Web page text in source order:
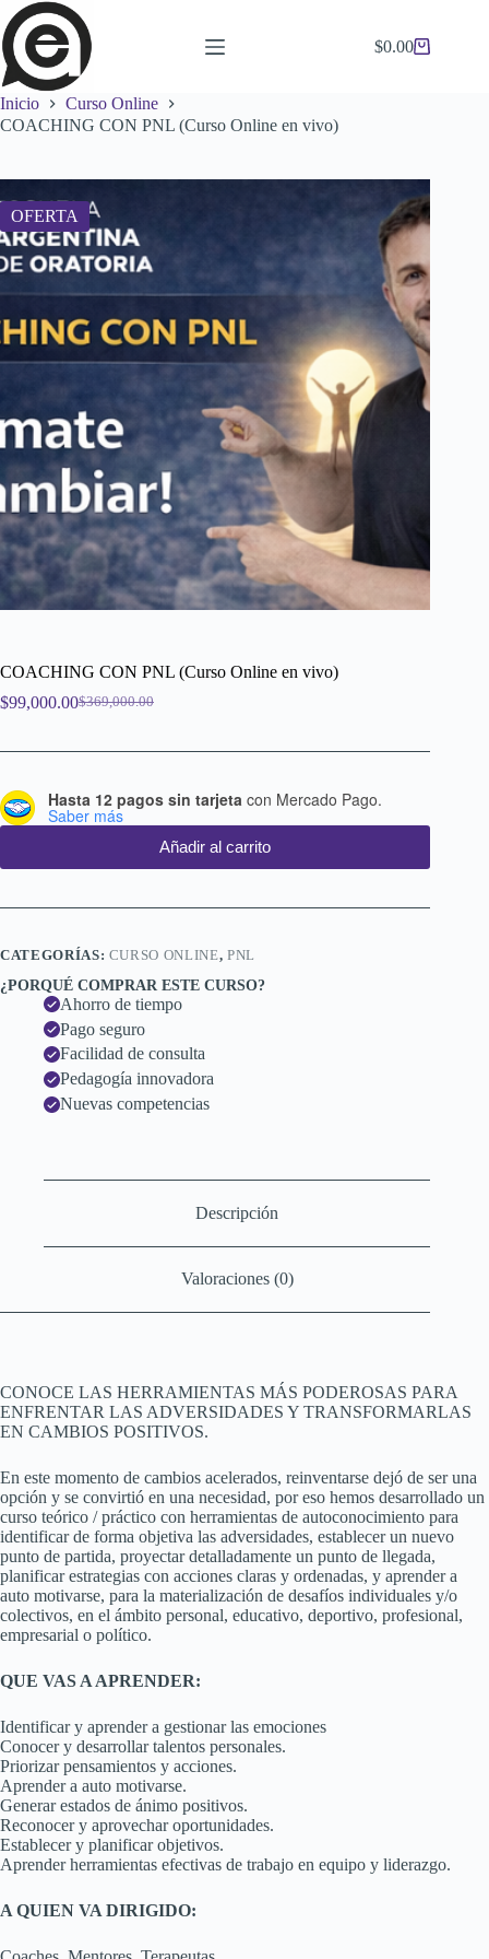
Saltar
al
contenido
Carro
$0.00
Inicio
Curso Online
COACHING CON PNL (Curso Online en vivo)
OFERTA
COACHING CON PNL (Curso Online en vivo)
$369,000.00
El
original
$99,000.00El
actual
Hasta 12 pagos sin tarjeta con Mercado Pago.
Saber más
Añadir al carrito
CATEGORÍAS: CURSO ONLINE, PNL
¿PORQUÉ COMPRAR ESTE CURSO?
Ahorro de tiempo
Pago seguro
Facilidad de consulta
Pedagogía innovadora
Nuevas competencias
Descripción
Valoraciones (0)
CONOCE LAS HERRAMIENTAS MÁS PODEROSAS PARA
ENFRENTAR LAS ADVERSIDADES Y TRANSFORMARLAS
EN CAMBIOS POSITIVOS.
En este momento de cambios acelerados, reinventarse dejó de ser una
opción y se convirtió en una necesidad, por eso hemos desarrollado un
curso teórico / práctico con herramientas de autoconocimiento para
identificar de forma objetiva las adversidades, establecer un nuevo
punto de partida, proyectar detalladamente un punto de llegada,
planificar estrategias con acciones claras y ordenadas, y aprender a
auto motivarse, para la materialización de desafíos individuales y/o
colectivos, en el ámbito personal, educativo, deportivo, profesional,
empresarial o político.
QUE VAS A APRENDER:
Identificar y aprender a gestionar las emociones
Conocer y desarrollar talentos personales.
Priorizar pensamientos y acciones.
Aprender a auto motivarse.
Generar estados de ánimo positivos.
Reconocer y aprovechar oportunidades.
Establecer y planificar objetivos.
Aprender herramientas efectivas de trabajo en equipo y liderazgo.
A QUIEN VA DIRIGIDO: